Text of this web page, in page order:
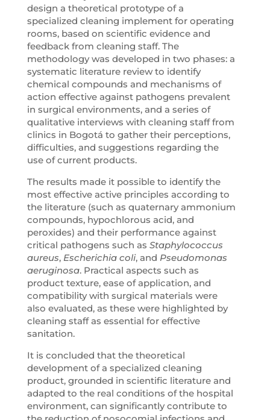
design a theoretical prototype of a
specialized cleaning implement for operating
rooms, based on scientific evidence and
feedback from cleaning staff. The
methodology was developed in two phases: a
systematic literature review to identify
chemical compounds and mechanisms of
action effective against pathogens prevalent
in surgical environments, and a series of
qualitative interviews with cleaning staff from
clinics in Bogotá to gather their perceptions,
difficulties, and suggestions regarding the
use of current products.
The results made it possible to identify the
most effective active principles according to
the literature (such as quaternary ammonium
compounds, hypochlorous acid, and
peroxides) and their performance against
critical pathogens such as Staphylococcus
aureus, Escherichia coli, and Pseudomonas
aeruginosa. Practical aspects such as
product texture, ease of application, and
compatibility with surgical materials were
also evaluated, as these were highlighted by
cleaning staff as essential for effective
sanitation.
It is concluded that the theoretical
development of a specialized cleaning
product, grounded in scientific literature and
adapted to the real conditions of the hospital
environment, can significantly contribute to